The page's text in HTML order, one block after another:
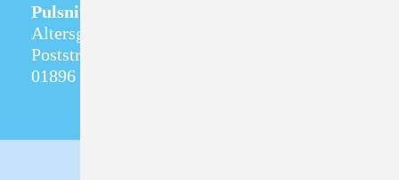
Pulsnitz
Altersgerechtes Wohnen
Poststraße 5
01896 Pulsnitz